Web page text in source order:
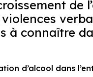
de
à connaître
d’alcool dans